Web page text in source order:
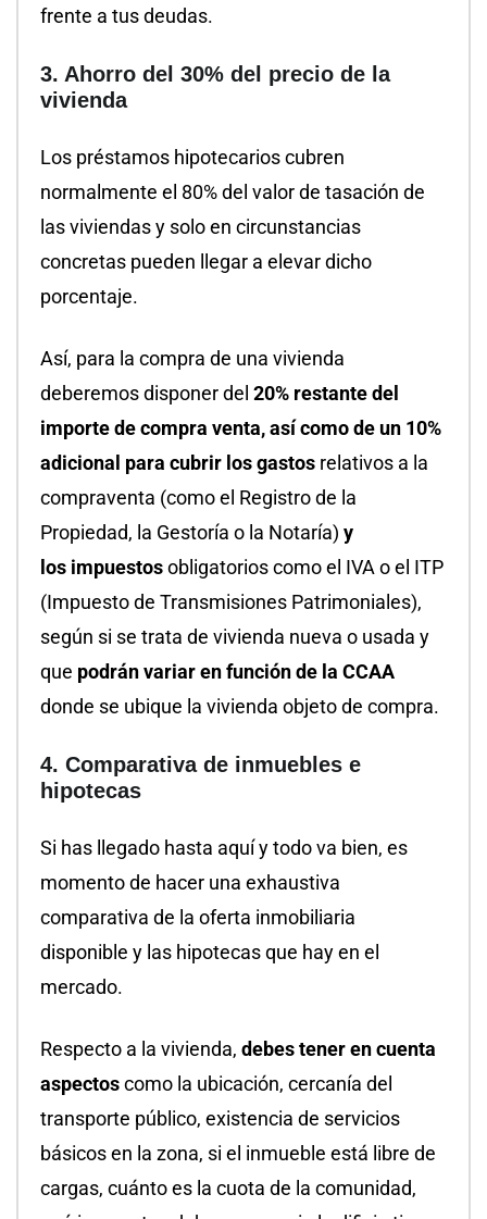
frente a tus deudas.
3. Ahorro del 30% del precio de la
vivienda
Los préstamos hipotecarios cubren
normalmente el 80% del valor de tasación de
las viviendas y solo en circunstancias
concretas pueden llegar a elevar dicho
porcentaje.
Así, para la compra de una vivienda
deberemos disponer del 20% restante del
importe de compra venta, así como de un 10%
adicional para cubrir los gastos relativos a la
compraventa (como el Registro de la
Propiedad, la Gestoría o la Notaría) y
los impuestosobligatorios como el IVA o el ITP
(Impuesto de Transmisiones Patrimoniales),
según si se trata de vivienda nueva o usada y
que podrán variar en función de la CCAA
donde se ubique la vivienda objeto de compra.
4. Comparativa de inmuebles e
hipotecas
Si has llegado hasta aquí y todo va bien, es
momento de hacer una exhaustiva
comparativa de la oferta inmobiliaria
disponible y las hipotecas que hay en el
mercado.
Respecto a la vivienda, debes tener en cuenta
aspectoscomo la ubicación, cercanía del
transporte público, existencia de servicios
básicos en la zona, si el inmueble está libre de
cargas, cuánto es la cuota de la comunidad,